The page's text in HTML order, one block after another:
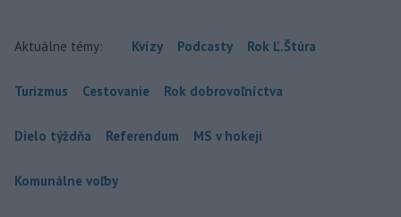
Aktuálne témy: Kvízy Podcasty Rok Ľ.Štúra
Turizmus Cestovanie Rok dobrovoľníctva
Dielo týždňa Referendum MS v hokeji
Komunálne voľby